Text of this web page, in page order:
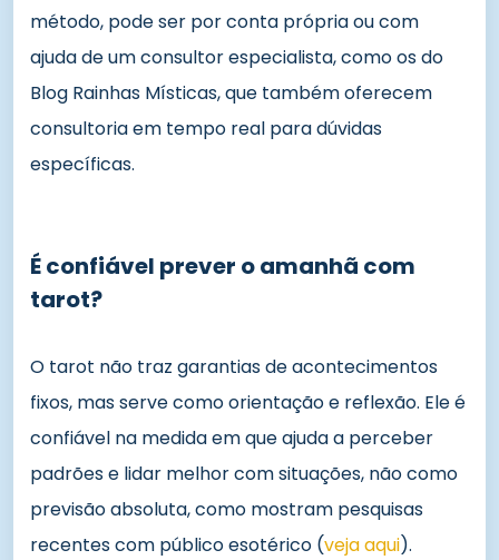
método, pode ser por conta própria ou com
ajuda de um consultor especialista, como os do
Blog Rainhas Místicas, que também oferecem
consultoria em tempo real para dúvidas
específicas.
É confiável prever o amanhã com
tarot?
O tarot não traz garantias de acontecimentos
fixos, mas serve como orientação e reflexão. Ele é
confiável na medida em que ajuda a perceber
padrões e lidar melhor com situações, não como
previsão absoluta, como mostram pesquisas
recentes com público esotérico (veja aqui).